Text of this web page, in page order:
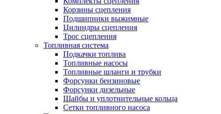
Корзины сцепления
Подшипники выжимные
Цилиндры сцепления
Трос сцепления
Топливная система
Подкачки топлива
Топливные насосы
Топливные шланги и трубки
Форсунки бензиновые
Форсунки дизельные
Шайбы и уплотнительные кольца
Сетки топливного насоса